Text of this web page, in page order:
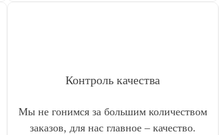
Контроль качества
Мы не гонимся за большим количеством
заказов, для нас главное – качество.